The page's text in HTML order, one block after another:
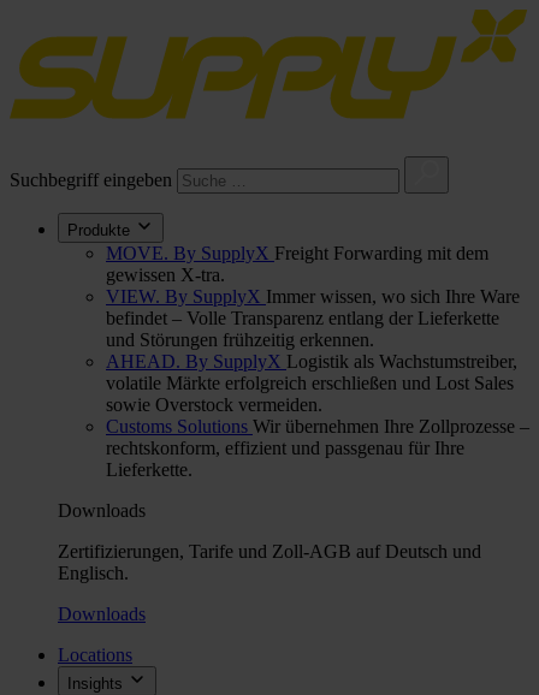
Suchbegriff eingeben
Produkte
MOVE. By SupplyX Freight Forwarding mit dem
gewissen X-tra.
VIEW. By SupplyX Immer wissen, wo sich Ihre Ware
befindet – Volle Transparenz entlang der Lieferkette
und Störungen frühzeitig erkennen.
AHEAD. By SupplyX Logistik als Wachstumstreiber,
volatile Märkte erfolgreich erschließen und Lost Sales
sowie Overstock vermeiden.
Customs Solutions Wir übernehmen Ihre Zollprozesse –
rechtskonform, effizient und passgenau für Ihre
Lieferkette.
Downloads
Zertifizierungen, Tarife und Zoll-AGB auf Deutsch und
Englisch.
Downloads
Locations
Insights